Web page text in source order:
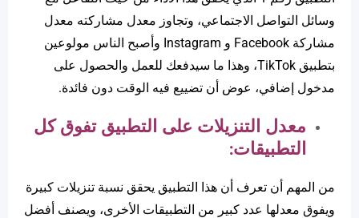
وسائل التواصل الاجتماعي، وتجاوز معدل مشاركته معدل
مشاركة Facebook و Instagram وأصبح الناس مولوعين
بتطبيق TikTok، وهذا ما سيدفعك للعمل والحصول على
مدخول إضافي، عوض أن تضييع فيه الوقت دون فائدة.
معدل التنزيلات على التطبيق تفوق كل
التطبيقات:
من المهم أن تعرف أن هذا التطبيق يحقق نسبة تنزيلات كبيرة
ويفوق معدلها عدد كبير من التطبيقات الأخرى، ويصنف أفضل